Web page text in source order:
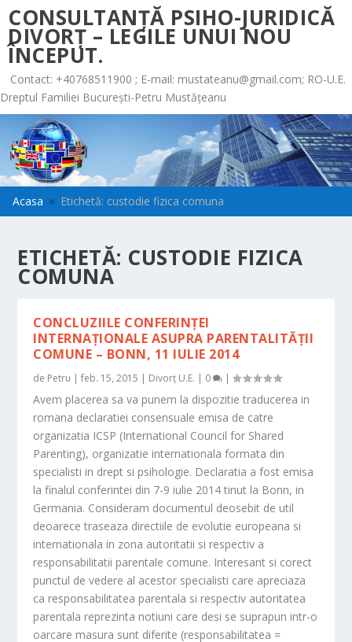
CONSULTANȚĂ PSIHO-JURIDICĂ
DIVORȚ – LEGILE UNUI NOU
ÎNCEPUT.
Contact: +40768511900 ; E-mail: mustateanu@gmail.com; RO-U.E.
Dreptul Familiei București-Petru Mustățeanu
Acasa 9 Etichetă: custodie fizica comuna
ETICHETĂ: CUSTODIE FIZICA
COMUNA
CONCLUZIILE CONFERINŢEI
INTERNAŢIONALE ASUPRA PARENTALITĂŢII
COMUNE – BONN, 11 IULIE 2014
de Petru |feb. 15, 2015 | Divorț U.E. | 0 |
Avem placerea sa va punem la dispozitie traducerea in
romana declaratiei consensuale emisa de catre
organizatia ICSP (International Council for Shared
Parenting), organizatie internationala formata din
specialisti in drept si psihologie. Declaratia a fost emisa
la finalul conferintei din 7-9 iulie 2014 tinut la Bonn, in
Germania. Consideram documentul deosebit de util
deoarece traseaza directiile de evolutie europeana si
internationala in zona autoritatii si respectiv a
responsabilitatii parentale comune. Interesant si corect
punctul de vedere al acestor specialisti care apreciaza
ca responsabilitatea parentala si respectiv autoritatea
parentala reprezinta notiuni care desi se suprapun intr-o
oarcare masura sunt diferite (responsabilitatea =